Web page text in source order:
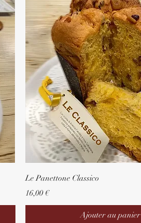
Le Panettone Classico
Prix
16,00 €
Ajouter au panier